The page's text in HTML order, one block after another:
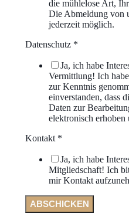
die mühlelose Art,
Die Abmeldung von
jederzeit möglich.
Datenschutz *
Ja, ich habe
Vermittlung! Ich
zur Kenntnis
einverstanden, dass
Daten zur
elektronisch erhoben
Kontakt *
Ja, ich habe
Mitgliedschaft! Ich
mir Kontakt
ABSCHICKEN